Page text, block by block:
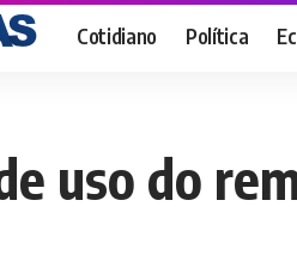
Cotidiano Política
uso do